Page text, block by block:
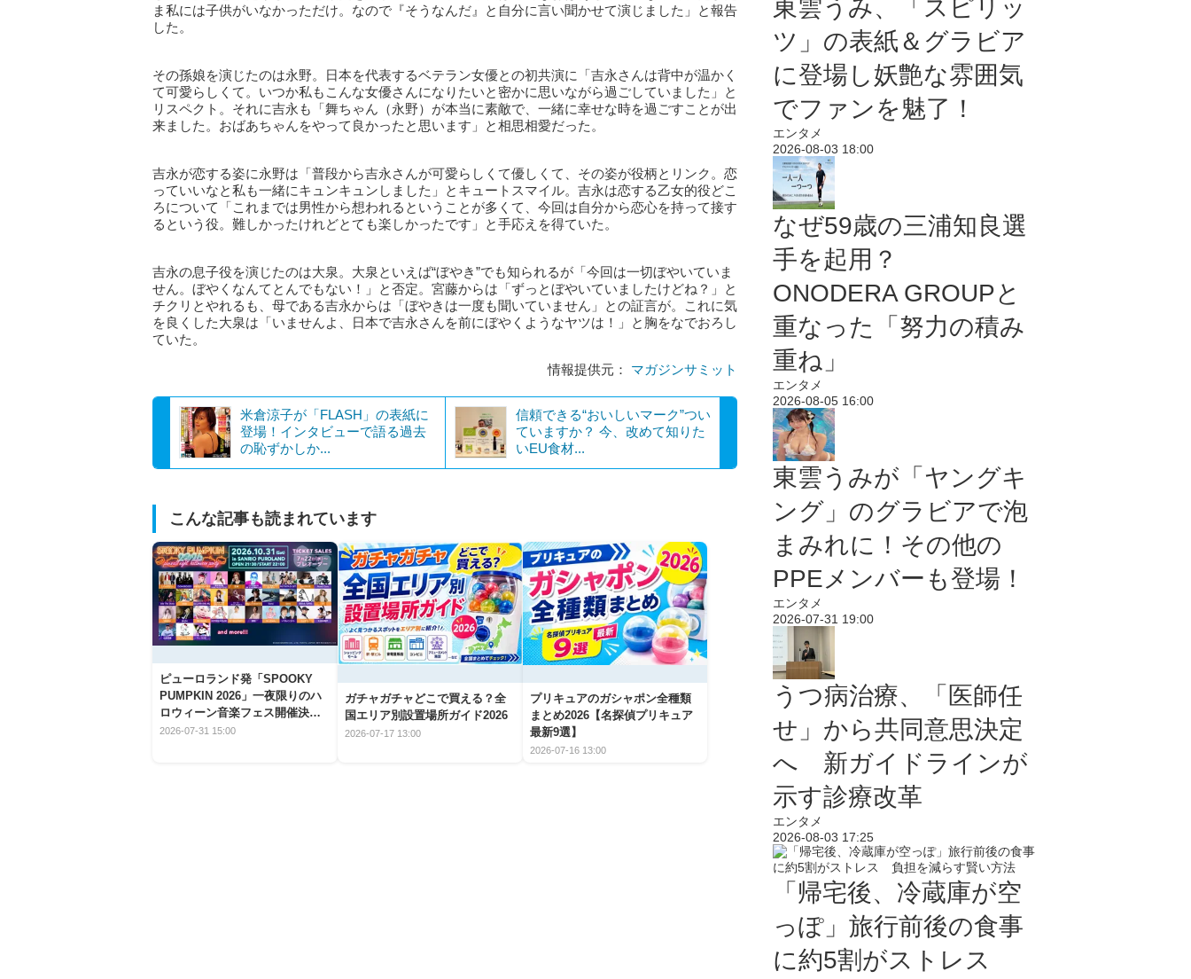
ま私には子供がいなかっただけ。なので『そうなんだ』と自分に言い聞かせて演じました」と報告
した。
その孫娘を演じたのは永野。日本を代表するベテラン女優との初共演に「吉永さんは背中が温かく
て可愛らしくて。いつか私もこんな女優さんになりたいと密かに思いながら過ごしていました」と
リスペクト。それに吉永も「舞ちゃん（永野）が本当に素敵で、一緒に幸せな時を過ごすことが出
来ました。おばあちゃんをやって良かったと思います」と相思相愛だった。
吉永が恋する姿に永野は「普段から吉永さんが可愛らしくて優しくて、その姿が役柄とリンク。恋
っていいなと私も一緒にキュンキュンしました」とキュートスマイル。吉永は恋する乙女的役どこ
ろについて「これまでは男性から想われるということが多くて、今回は自分から恋心を持って接す
るという役。難しかったけれどとても楽しかったです」と手応えを得ていた。
吉永の息子役を演じたのは大泉。大泉といえば“ぼやき”でも知られるが「今回は一切ぼやいていま
せん。ぼやくなんてとんでもない！」と否定。宮藤からは「ずっとぼやいていましたけどね？」と
チクリとやれるも、母である吉永からは「ぼやきは一度も聞いていません」との証言が。これに気
を良くした大泉は「いませんよ、日本で吉永さんを前にぼやくようなヤツは！」と胸をなでおろし
ていた。
情報提供元： マガジンサミット
米倉涼子が「FLASH」の表紙に
登場！インタビューで語る過去
の恥ずかしか...
信頼できる“おいしいマーク”つい
ていますか？ 今、改めて知りた
いEU食材...
こんな記事も読まれています
ピューロランド発「SPOOKY
PUMPKIN 2026」一夜限りのハ
ロウィーン音楽フェス開催決
定！
2026-07-31 15:00
ガチャガチャどこで買える？全
国エリア別設置場所ガイド2026
2026-07-17 13:00
プリキュアのガシャポン全種類
まとめ2026【名探偵プリキュア
最新9選】
2026-07-16 13:00
東雲うみ、「スピリッ
ツ」の表紙＆グラビア
に登場し妖艶な雰囲気
でファンを魅了！
エンタメ
2026-08-03 18:00
なぜ59歳の三浦知良選
手を起用？
ONODERA GROUPと
重なった「努力の積み
重ね」
エンタメ
2026-08-05 16:00
東雲うみが「ヤングキ
ング」のグラビアで泡
まみれに！その他の
PPEメンバーも登場！
エンタメ
2026-07-31 19:00
うつ病治療、「医師任
せ」から共同意思決定
へ 新ガイドラインが
示す診療改革
エンタメ
2026-08-03 17:25
「帰宅後、冷蔵庫が空
っぽ」旅行前後の食事
に約5割がストレス